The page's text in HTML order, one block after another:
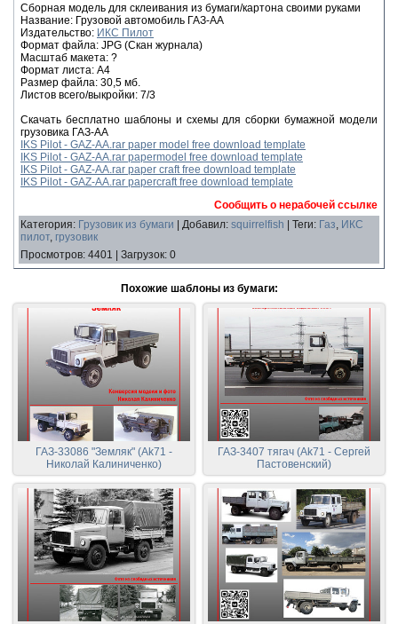
Сборная модель для склеивания из бумаги/картона своими руками
Название: Грузовой автомобиль ГАЗ-АА
Издательство: ИКС Пилот
Формат файла: JPG (Скан журнала)
Масштаб макета: ?
Формат листа: А4
Размер файла: 30,5 мб.
Листов всего/выкройки: 7/3
Скачать бесплатно шаблоны и схемы для сборки бумажной модели
грузовика ГАЗ-АА
IKS Pilot - GAZ-AA.rar paper model free download template
IKS Pilot - GAZ-AA.rar papermodel free download template
IKS Pilot - GAZ-AA.rar paper craft free download template
IKS Pilot - GAZ-AA.rar papercraft free download template
Сообщить о нерабочей ссылке
Категория: Грузовик из бумаги Добавил: squirrelfish Теги: Газ, ИКС
пилот, грузовик
Просмотров: 4401 Загрузок: 0
Похожие шаблоны из бумаги:
ГАЗ-33086 "Земляк" (Ak71 -
Николай Калиниченко)
ГАЗ-3407 тягач (Ak71 - Сергей
Пастовенский)